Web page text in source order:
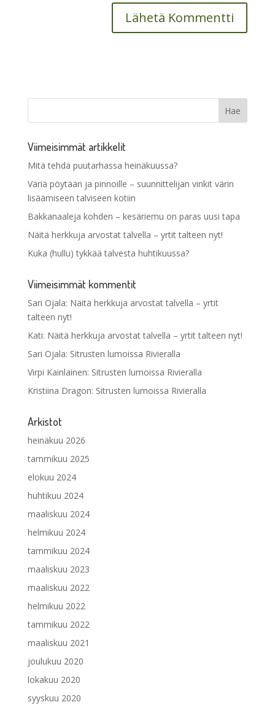
Viimeisimmät artikkelit
Mitä tehdä puutarhassa heinäkuussa?
Väriä pöytään ja pinnoille – suunnittelijan vinkit värin
lisäämiseen talviseen kotiin
Bakkanaaleja kohden – kesäriemu on paras uusi tapa
Näitä herkkuja arvostat talvella – yrtit talteen nyt!
Kuka (hullu) tykkää talvesta huhtikuussa?
Viimeisimmät kommentit
Sari Ojala: Näitä herkkuja arvostat talvella – yrtit
talteen nyt!
Kati: Näitä herkkuja arvostat talvella – yrtit talteen nyt!
Sari Ojala: Sitrusten lumoissa Rivieralla
Virpi Kainlainen: Sitrusten lumoissa Rivieralla
Kristiina Dragon: Sitrusten lumoissa Rivieralla
Arkistot
heinäkuu 2026
tammikuu 2025
elokuu 2024
huhtikuu 2024
maaliskuu 2024
helmikuu 2024
tammikuu 2024
maaliskuu 2023
maaliskuu 2022
helmikuu 2022
tammikuu 2022
maaliskuu 2021
joulukuu 2020
lokakuu 2020
syyskuu 2020